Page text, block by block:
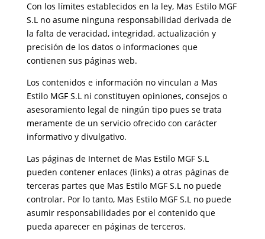
Con los límites establecidos en la ley, Mas Estilo MGF
S.L no asume ninguna responsabilidad derivada de
la falta de veracidad, integridad, actualización y
precisión de los datos o informaciones que
contienen sus páginas web.
Los contenidos e información no vinculan a Mas
Estilo MGF S.L ni constituyen opiniones, consejos o
asesoramiento legal de ningún tipo pues se trata
meramente de un servicio ofrecido con carácter
informativo y divulgativo.
Las páginas de Internet de Mas Estilo MGF S.L
pueden contener enlaces (links) a otras páginas de
terceras partes que Mas Estilo MGF S.L no puede
controlar. Por lo tanto, Mas Estilo MGF S.L no puede
asumir responsabilidades por el contenido que
pueda aparecer en páginas de terceros.